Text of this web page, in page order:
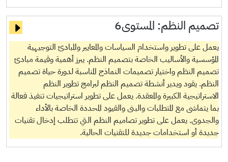
تصميم النظم: المستوى6
يعمل على تطوير واستخدام السياسات والمعايير والمبادئ التوجيهية
المؤسسية والأساليب الخاصة بتصميم النظم. يبرز أهمية وقيمة مبادئ
تصميم النظم واختيار تصميمات النماذج المناسبة لدورة حياة تصميم
النظم. يقود ويدير أنشطة تصميم النظم لبرامج تطوير النظم
الاستراتيجية الكبيرة والمعقدة. يعمل على تطوير استراتيجيات تنفيذ فعالة
بما يتماشى مع المتطلبات والبنى والقيود المحددة الخاصة بالأداء
والجدوى. يعمل على تطوير تصاميم النظم التي تتطلب إدخال تقنيات
جديدة أو استخدامات جديدة للتقنيات الحالية.